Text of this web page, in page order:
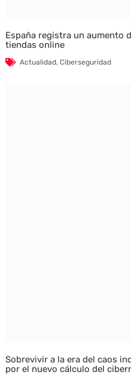
España registra un aumento
tiendas online
Actualidad, Ciberseguridad
Sobrevivir a la era del caos
por el nuevo cálculo del